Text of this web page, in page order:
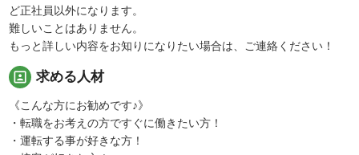
ど正社員以外になります。
難しいことはありません。
もっと詳しい内容をお知りになりたい場合は、ご連絡ください！
portrait 求める人材
《こんな方にお勧めです♪》
・転職をお考えの方ですぐに働きたい方！
・運転する事が好きな方！